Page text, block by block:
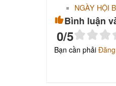
NGÀY HỘI
Bình luận
0/5
Bạn cần phải